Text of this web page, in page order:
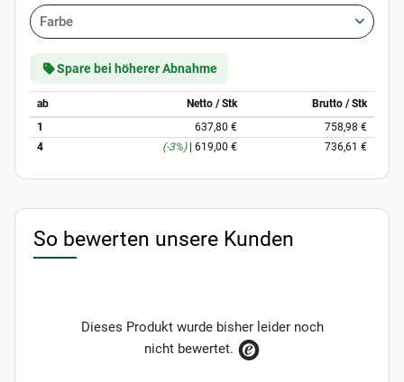
Farbe
Spare bei höherer Abnahme
ab Netto / Stk
Brutto / Stk
1
637,80 €
758,98 €
4
(-3%) 619,00 € 736,61 €
So bewerten unsere Kunden
Dieses Produkt wurde bisher leider noch
nicht bewertet.